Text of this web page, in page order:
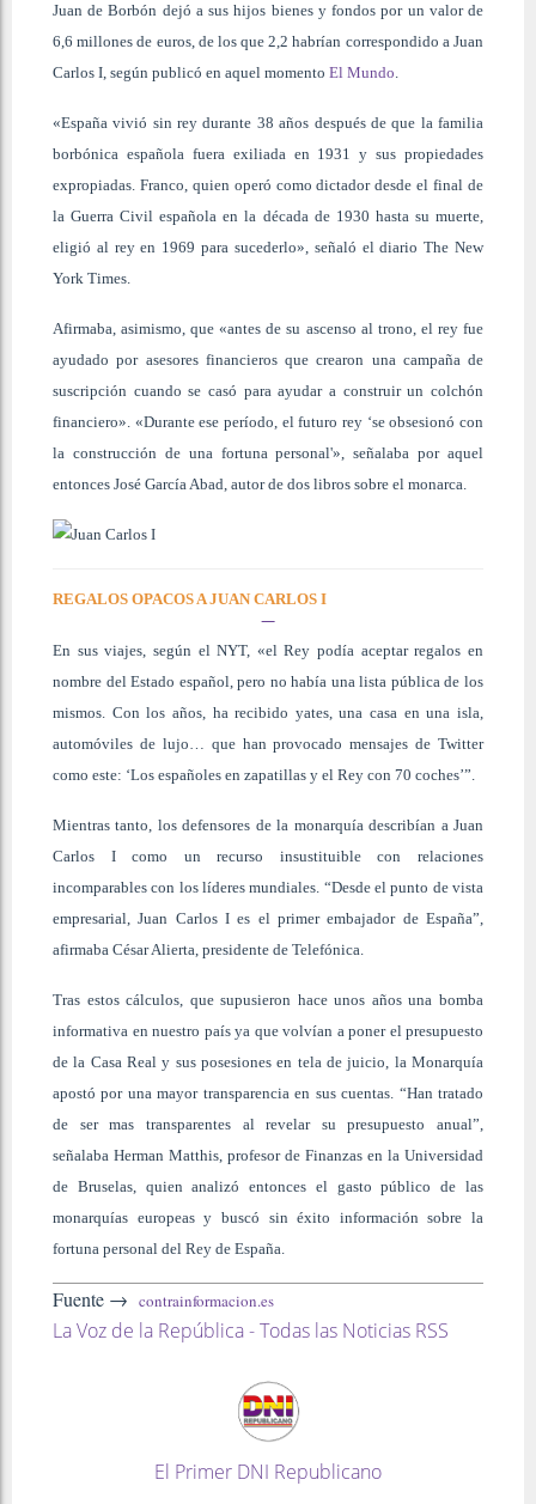
Juan de Borbón dejó a sus hijos bienes y fondos por un valor de
6,6 millones de euros, de los que 2,2 habrían correspondido a Juan
Carlos I, según publicó en aquel momento El Mundo.
«España vivió sin rey durante 38 años después de que la familia
borbónica española fuera exiliada en 1931 y sus propiedades
expropiadas. Franco, quien operó como dictador desde el final de
la Guerra Civil española en la década de 1930 hasta su muerte,
eligió al rey en 1969 para sucederlo», señaló el diario The New
York Times.
Afirmaba, asimismo, que «antes de su ascenso al trono, el rey fue
ayudado por asesores financieros que crearon una campaña de
suscripción cuando se casó para ayudar a construir un colchón
financiero». «Durante ese período, el futuro rey ‘se obsesionó con
la construcción de una fortuna personal'», señalaba por aquel
entonces José García Abad, autor de dos libros sobre el monarca.
REGALOS OPACOS A JUAN CARLOS I
En sus viajes, según el NYT, «el Rey podía aceptar regalos en
nombre del Estado español, pero no había una lista pública de los
mismos. Con los años, ha recibido yates, una casa en una isla,
automóviles de lujo… que han provocado mensajes de Twitter
como este: ‘Los españoles en zapatillas y el Rey con 70 coches’”.
Mientras tanto, los defensores de la monarquía describían a Juan
Carlos I como un recurso insustituible con relaciones
incomparables con los líderes mundiales. “Desde el punto de vista
empresarial, Juan Carlos I es el primer embajador de España”,
afirmaba César Alierta, presidente de Telefónica.
Tras estos cálculos, que supusieron hace unos años una bomba
informativa en nuestro país ya que volvían a poner el presupuesto
de la Casa Real y sus posesiones en tela de juicio, la Monarquía
apostó por una mayor transparencia en sus cuentas. “Han tratado
de ser mas transparentes al revelar su presupuesto anual”,
señalaba Herman Matthis, profesor de Finanzas en la Universidad
de Bruselas, quien analizó entonces el gasto público de las
monarquías europeas y buscó sin éxito información sobre la
fortuna personal del Rey de España.
Fuente → contrainformacion.es
La Voz de la República - Todas las Noticias RSS
El Primer DNI Republicano